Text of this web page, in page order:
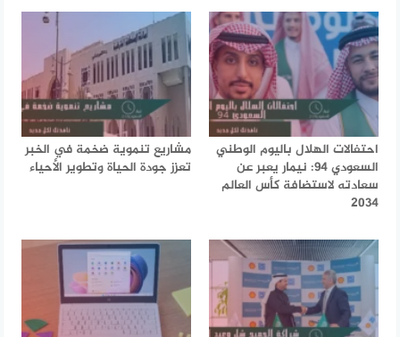
احتفالات الهلال باليوم الوطني
السعودي 94: نيمار يعبر عن
سعادته لاستضافة كأس العالم
2034
مشاريع تنموية ضخمة في الخبر
تعزز جودة الحياة وتطوير الأحياء